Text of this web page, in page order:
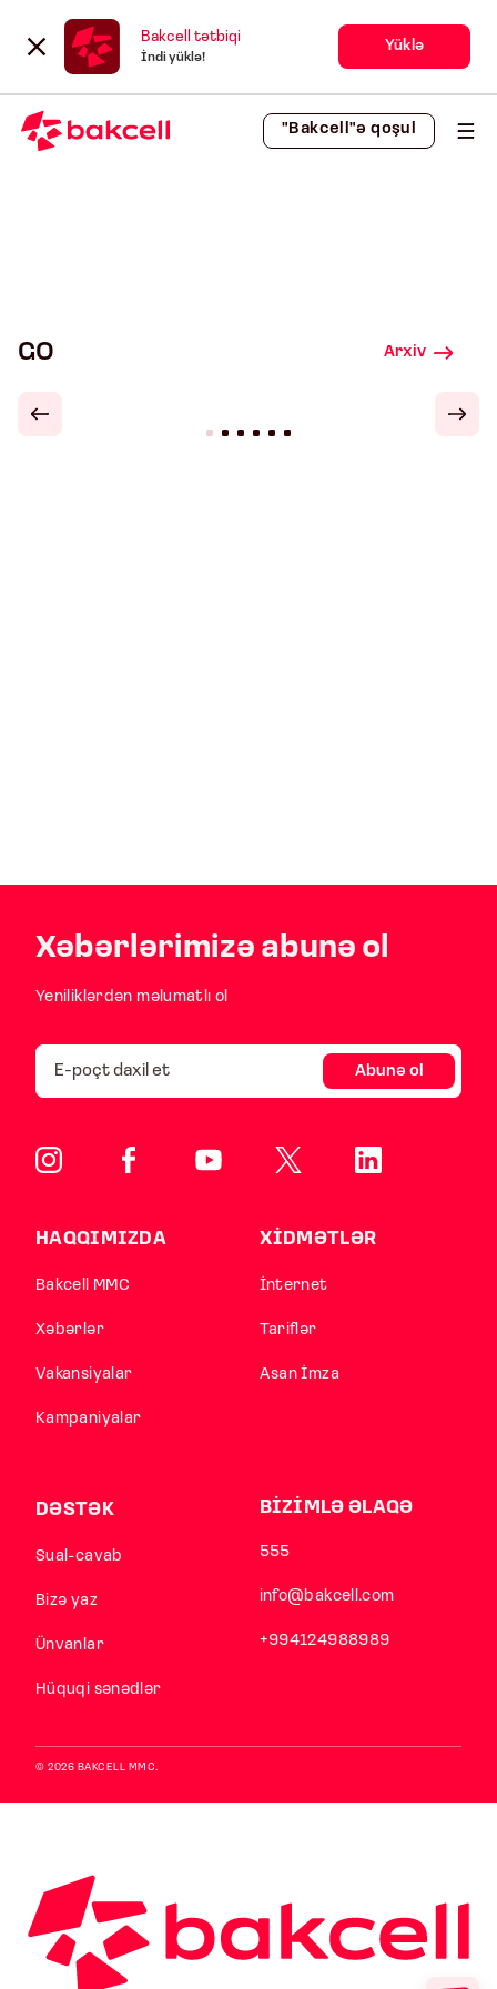
Bakcell tətbiqi
İndi yüklə!
Yüklə
"Bakcell"ə qoşul
GO Arxiv
Xəbərlərimizə abunə ol
Yeniliklərdən məlumatlı ol
Abunə ol
HAQQIMIZDA
Bakcell MMC
Xəbərlər
Vakansiyalar
Kampaniyalar
XİDMƏTLƏR
İnternet
Tariflər
Asan İmza
DƏSTƏK
Sual-cavab
Bizə yaz
Ünvanlar
Hüquqi sənədlər
BİZİMLƏ ƏLAQƏ
555
info@bakcell.com
+994124988989
© 2026 BAKCELL MMC.